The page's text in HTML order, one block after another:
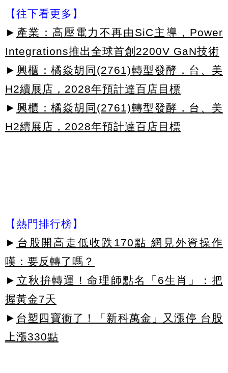
【往下看更多】
► 產業：高壓電力不再由SiC主導，Power
Integrations推出全球首創2200V GaN技術
► 興櫃：橘焱胡同(2761)轉型發酵，台、美
H2續展店，2028年預計達百店目標
► 興櫃：橘焱胡同(2761)轉型發酵，台、美
H2續展店，2028年預計達百店目標
【熱門排行榜】
► 台股開高走低收跌170點 網見外資操作
嘆：要反轉了嗎？
► 立秋拚轉運！命理師點名「6生肖」：把
握黃金7天
► 台塑四寶衝了！「新科萬金」又漲停 台股
上漲330點